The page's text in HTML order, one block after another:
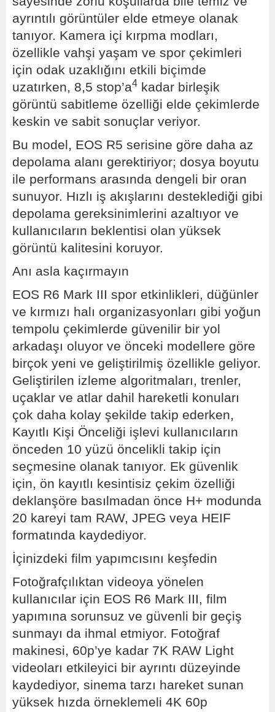
ayrıntılı görüntüler elde etmeye olanak
tanıyor. Kamera içi kırpma modları,
özellikle vahşi yaşam ve spor çekimleri
için odak uzaklığını etkili biçimde
uzatırken, 8,5 stop’a4 kadar birleşik
görüntü sabitleme özelliği elde çekimlerde
keskin ve sabit sonuçlar veriyor.
Bu model, EOS R5 serisine göre daha az
depolama alanı gerektiriyor; dosya boyutu
ile performans arasında dengeli bir oran
sunuyor. Hızlı iş akışlarını desteklediği gibi
depolama gereksinimlerini azaltıyor ve
kullanıcıların beklentisi olan yüksek
görüntü kalitesini koruyor.
Anı asla kaçırmayın
EOS R6 Mark III spor etkinlikleri, düğünler
ve kırmızı halı organizasyonları gibi yoğun
tempolu çekimlerde güvenilir bir yol
arkadaşı oluyor ve önceki modellere göre
birçok yeni ve geliştirilmiş özellikle geliyor.
Geliştirilen izleme algoritmaları, trenler,
uçaklar ve atlar dahil hareketli konuları
çok daha kolay şekilde takip ederken,
Kayıtlı Kişi Önceliği işlevi kullanıcıların
önceden 10 yüzü öncelikli takip için
seçmesine olanak tanıyor. Ek güvenlik
için, ön kayıtlı kesintisiz çekim özelliği
deklanşöre basılmadan önce H+ modunda
20 kareyi tam RAW, JPEG veya HEIF
formatında kaydediyor.
İçinizdeki film yapımcısını keşfedin
Fotoğrafçılıktan videoya yönelen
kullanıcılar için EOS R6 Mark III, film
yapımına sorunsuz ve güvenli bir geçiş
sunmayı da ihmal etmiyor. Fotoğraf
makinesi, 60p’ye kadar 7K RAW Light
videoları etkileyici bir ayrıntı düzeyinde
kaydediyor, sinema tarzı hareket sunan
yüksek hızda örneklemeli 4K 60p